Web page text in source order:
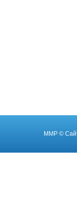
ММР ©